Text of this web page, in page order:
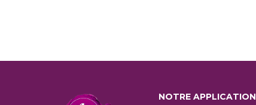
NOTRE APPLICATION